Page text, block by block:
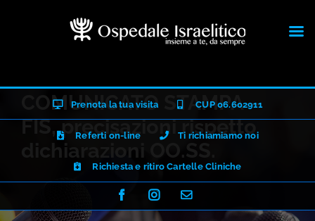
Prenota la tua visita CUP 06.602911
Referti on-line Ti richiamiamo noi
Richiesta e ritiro Cartelle Cliniche
FacebookInstagramEmail
COMUNICATO STAMPA –
FIS, precisazioni rispetto
dichiarazioni OO.SS.